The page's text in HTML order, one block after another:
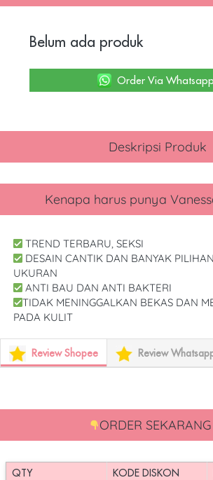
Belum ada produk
` Order Via Whatsapp
Deskripsi Produk
Kenapa harus punya
TREND TERBARU, SEKSI
DESAIN CANTIK DAN BANYAK
UKURAN
ANTI BAU DAN ANTI BAKTERI
TIDAK MENINGGALKAN BEKAS DAN
PADA KULIT
Review Shopee Review
ORDER SEKARANG
QTY KODE DISKON